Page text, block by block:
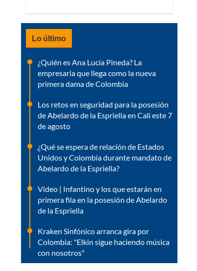
Lo último
¿Quién es Ana Lucía Pineda? La
empresaria que llega como la nueva
primera dama de Colombia
Los retos en seguridad para la posesión
de Abelardo de la Espriella en Cali este 7
de agosto
¿Qué se espera de relación de Estados
Unidos y Colombia durante mandato de
Abelardo de la Espriella?
Video | Infantino y los que estarán en
primera fila en la posesión de Abelardo
de la Espriella
Kraken Sinfónico arranca gira por
Colombia: "Elkin sigue haciendo música
con nosotros"